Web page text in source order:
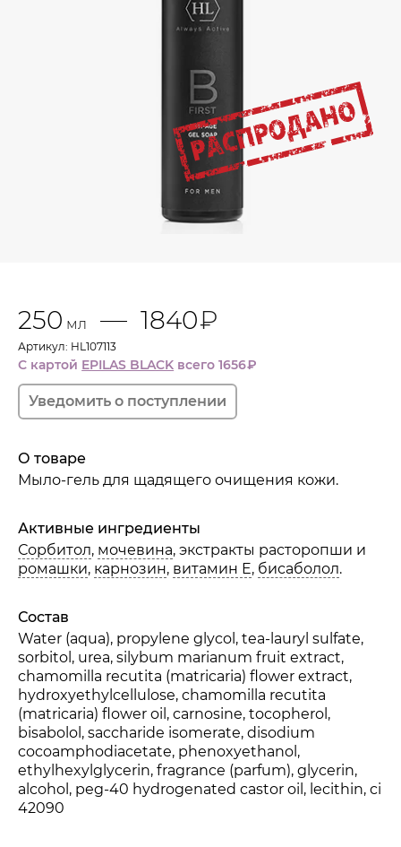
250 мл 1840₽
Артикул: HL107113
С картой EPILAS BLACK всего 1656₽
О товаре
Мыло-гель для щадящего очищения кожи.
Активные ингредиенты
Сорбитол, мочевина, экстракты расторопши и
ромашки, карнозин, витамин E, бисаболол.
Состав
Water (aqua), propylene glycol, tea-lauryl sulfate,
sorbitol, urea, silybum marianum fruit extract,
chamomilla recutita (matricaria) flower extract,
hydroxyethylcellulose, chamomilla recutita
(matricaria) flower oil, carnosine, tocopherol,
bisabolol, saccharide isomerate, disodium
cocoamphodiacetate, phenoxyethanol,
ethylhexylglycerin, fragrance (parfum), glycerin,
alcohol, peg-40 hydrogenated castor oil, lecithin, ci
42090